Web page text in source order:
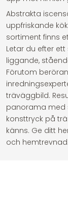
Abstrakta
uppfriskande
sortiment finns
Letar du efter
liggande,
Förutom
träväggbild.
panorama med
konsttryck på
känns. Ge ditt
och hemtrevnad.